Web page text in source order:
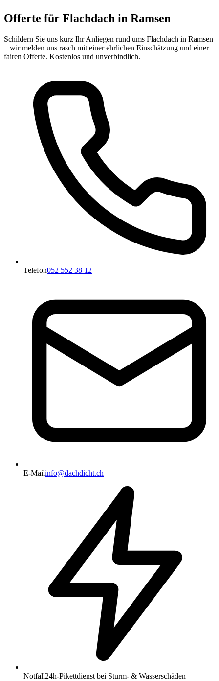
Offerte für Flachdach in Ramsen
Schildern Sie uns kurz Ihr Anliegen rund ums Flachdach in Ramsen
– wir melden uns rasch mit einer ehrlichen Einschätzung und einer
fairen Offerte. Kostenlos und unverbindlich.
Telefon052 552 38 12
E-Mailinfo@dachdicht.ch
Notfall24h-Pikettdienst bei Sturm- & Wasserschäden